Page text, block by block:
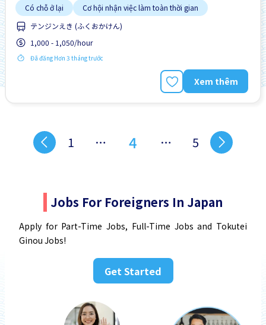
Có chỗ ở lại
Cơ hội nhận việc làm toàn thời gian
テンジンえき (ふくおかけん)
1,000 - 1,050/hour
Đã đăng Hơn 3 tháng trước
Xem thêm
1 … 4 … 5
Jobs For Foreigners In Japan
Apply for Part-Time Jobs, Full-Time Jobs and Tokutei
Ginou Jobs!
Get Started